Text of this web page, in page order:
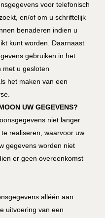
voor telefonisch
en/of om u schriftelijk
benaderen indien u
kunt worden. Daarnaast
gebruiken in het
met u gesloten
het maken van een
UW GEGEVENS?
niet langer
realiseren, waarvoor uw
gegevens worden niet
er geen overeenkomst
alléén aan
uitvoering van een